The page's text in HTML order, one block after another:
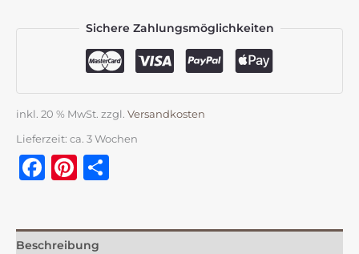
Sichere Zahlungsmöglichkeiten
inkl. 20 % MwSt. zzgl. Versandkosten
Lieferzeit: ca. 3 Wochen
Facebook
Pinterest
Beschreibung